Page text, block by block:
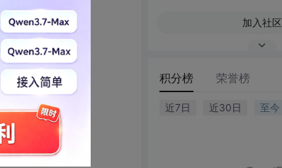
加入社区
积分榜 荣誉榜
近7日 近30日 至今